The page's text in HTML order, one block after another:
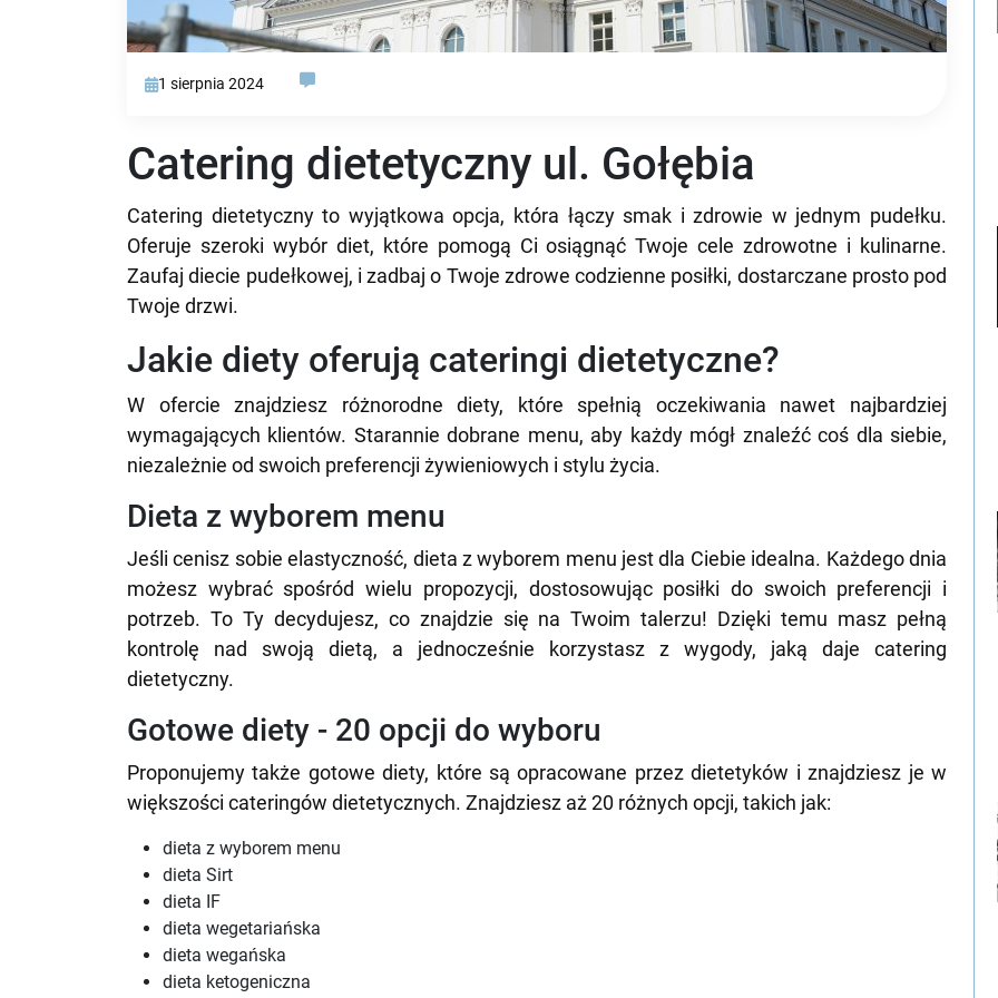
1 sierpnia 2024
Catering dietetyczny ul. Gołębia
Catering dietetyczny to wyjątkowa opcja, która łączy smak i zdrowie w jednym pudełku.
Oferuje szeroki wybór diet, które pomogą Ci osiągnąć Twoje cele zdrowotne i kulinarne.
Zaufaj diecie pudełkowej, i zadbaj o Twoje zdrowe codzienne posiłki, dostarczane prosto pod
Twoje drzwi.
Jakie diety oferują cateringi dietetyczne?
W ofercie znajdziesz różnorodne diety, które spełnią oczekiwania nawet najbardziej
wymagających klientów. Starannie dobrane menu, aby każdy mógł znaleźć coś dla siebie,
niezależnie od swoich preferencji żywieniowych i stylu życia.
Dieta z wyborem menu
Jeśli cenisz sobie elastyczność, dieta z wyborem menu jest dla Ciebie idealna. Każdego dnia
możesz wybrać spośród wielu propozycji, dostosowując posiłki do swoich preferencji i
potrzeb. To Ty decydujesz, co znajdzie się na Twoim talerzu! Dzięki temu masz pełną
kontrolę nad swoją dietą, a jednocześnie korzystasz z wygody, jaką daje catering
dietetyczny.
Gotowe diety - 20 opcji do wyboru
Proponujemy także gotowe diety, które są opracowane przez dietetyków i znajdziesz je w
większości cateringów dietetycznych. Znajdziesz aż 20 różnych opcji, takich jak:
dieta z wyborem menu
dieta Sirt
dieta IF
dieta wegetariańska
dieta wegańska
dieta ketogeniczna